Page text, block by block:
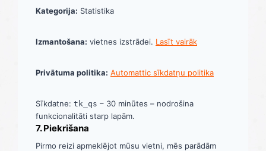
Kategorija: Statistika
Izmantošana: vietnes izstrādei. Lasīt vairāk
Privātuma politika: Automattic sīkdatņu politika
Sīkdatne: tk_qs – 30 minūtes – nodrošina
funkcionalitāti starp lapām.
7. Piekrišana
Pirmo reizi apmeklējot mūsu vietni, mēs parādām